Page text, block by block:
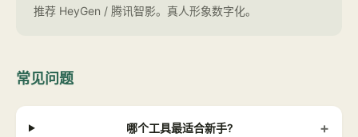
推荐 HeyGen / 腾讯智影。真人形象数字化。
常见问题
哪个工具最适合新手? +